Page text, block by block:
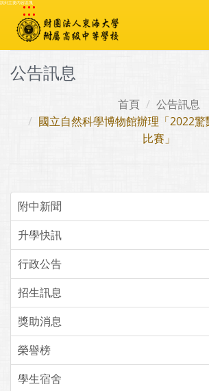
跳到主要內容區塊
:::
公告訊息
首頁
公告訊息
國立自然科學博物館辦理「2022
比賽」
附中新聞
升學快訊
行政公告
招生訊息
獎助消息
榮譽榜
學生宿舍